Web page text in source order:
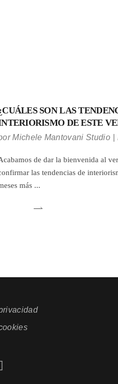
SON LAS
DE ESTE
Michele Mantovani Studio
de dar la bienvenida al
las tendencias de
más